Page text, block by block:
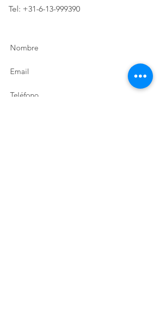
Tel: +31-6-13-999390